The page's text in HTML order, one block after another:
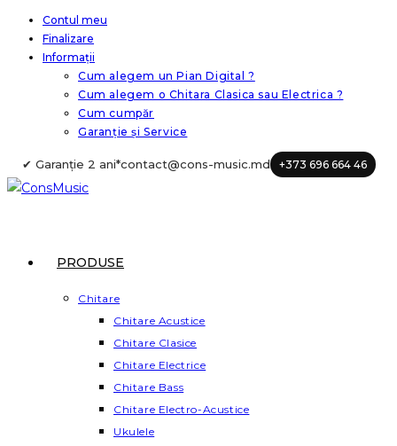
Skip
content
Contul meu
Finalizare
Informații
Cum alegem un Pian Digital ?
Cum alegem o Chitara Clasica sau Electrica ?
Cum cumpăr
Garanție și Service
✔ Garanție 2 ani*contact@cons-music.md +373 696 664 46
PRODUSE
Chitare
Chitare Acustice
Chitare Clasice
Chitare Electrice
Chitare Bass
Chitare Electro-Acustice
Ukulele